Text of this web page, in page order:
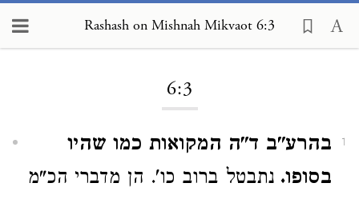
Rashash on Mishnah Mikvaot 6:3
6:3
1
בהרע"ב ד"ה המקואות כמו שהיו
בסופו. נתבטל ברוב כו'. הן מדברי הכ"מ